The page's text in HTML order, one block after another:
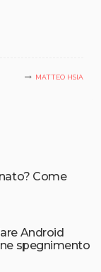
MATTEO HSIA
Come
Android
spegnimento